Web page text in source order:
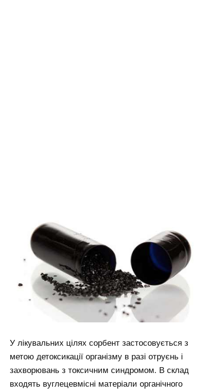
У лікувальних цілях сорбент застосовується з
метою детоксикації організму в разі отруєнь і
захворювань з токсичним синдромом. В склад
входять вуглецевмісні матеріали органічного